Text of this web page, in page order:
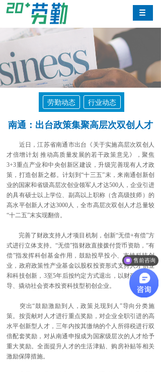
劳勤动态 行业动态
南通：出台政策集聚高层次双创人才
近日，江苏省南通市出台《关于实施高层次双创人
才倍增计划 推动高质量发展的若干政策意见》，聚焦
3+3重点产业和中央创新区建设，升级完善现有人才政
策，打造创新之都。计划到“十三五”末，来南通创新创
业的国家和省级高层次创业领军人才达500人，企业引进
的具有硕士以上学位、副高以上职称（含高级技师）的
高水平创新人才达3000人，全市高层次双创人才总量较
“十二五”末实现翻倍。
完善了财政支持人才项目机制，创新“无偿+有偿”方
式进行立体支持。“无偿”指财政直接拨付货币资助，“有
偿”指发挥科创基金作用，鼓励投早投小、支持科技创
业，政府政策性产业基金以股权投资形式支持人才创业
和科技创新，3至5年后按约定方式退出，以财政资金引
导、撬动社会资本投资科技型初创企业。
突出“鼓励激励到人，政策兑现到人”导向分类施
策。按贡献对人才进行重点奖励，对企业全职引进的高
水平创新型人才，三年内按其缴纳的个人所得税进行双
倍配套奖励，对从南通申报成为国家级层次的人才给予
重大奖励。全面提升人才的生活津贴、购房补贴等相关
激励保障措施。
售前咨询